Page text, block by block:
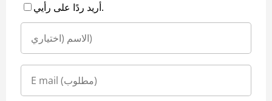
أريد ردًا على رأيي.